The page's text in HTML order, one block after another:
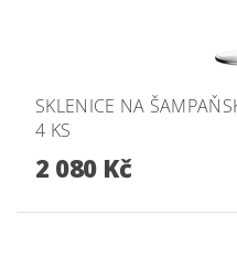
SKLENICE NA
4 KS
2 080 Kč